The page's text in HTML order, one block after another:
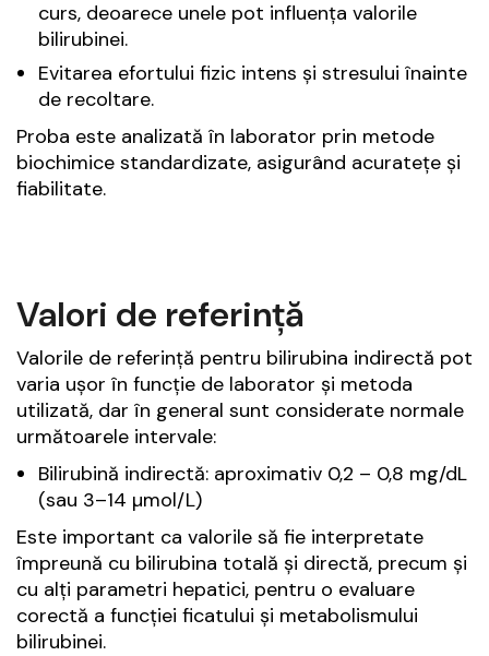
curs, deoarece unele pot influența valorile
bilirubinei.
Evitarea efortului fizic intens și stresului înainte
de recoltare.
Proba este analizată în laborator prin metode
biochimice standardizate, asigurând acuratețe și
fiabilitate.
Valori de referință
Valorile de referință pentru bilirubina indirectă pot
varia ușor în funcție de laborator și metoda
utilizată, dar în general sunt considerate normale
următoarele intervale:
Bilirubină indirectă: aproximativ 0,2 – 0,8 mg/dL
(sau 3–14 µmol/L)
Este important ca valorile să fie interpretate
împreună cu bilirubina totală și directă, precum și
cu alți parametri hepatici, pentru o evaluare
corectă a funcției ficatului și metabolismului
bilirubinei.